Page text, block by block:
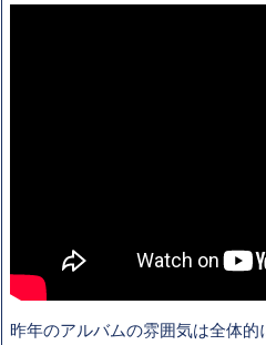
昨年のアルバムの雰囲気は全体